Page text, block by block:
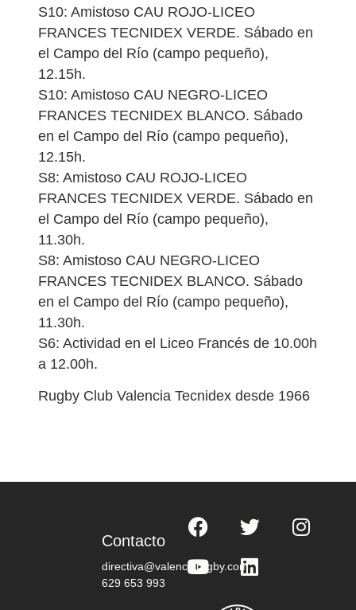
S10: Amistoso CAU ROJO-LICEO
FRANCES TECNIDEX VERDE. Sábado en
el Campo del Río (campo pequeño),
12.15h.
S10: Amistoso CAU NEGRO-LICEO
FRANCES TECNIDEX BLANCO. Sábado
en el Campo del Río (campo pequeño),
12.15h.
S8: Amistoso CAU ROJO-LICEO
FRANCES TECNIDEX VERDE. Sábado en
el Campo del Río (campo pequeño),
11.30h.
S8: Amistoso CAU NEGRO-LICEO
FRANCES TECNIDEX BLANCO. Sábado
en el Campo del Río (campo pequeño),
11.30h.
S6: Actividad en el Liceo Francés de 10.00h
a 12.00h.
Rugby Club Valencia Tecnidex desde 1966
Contacto
directiva@valenciarugby.com
629 653 993